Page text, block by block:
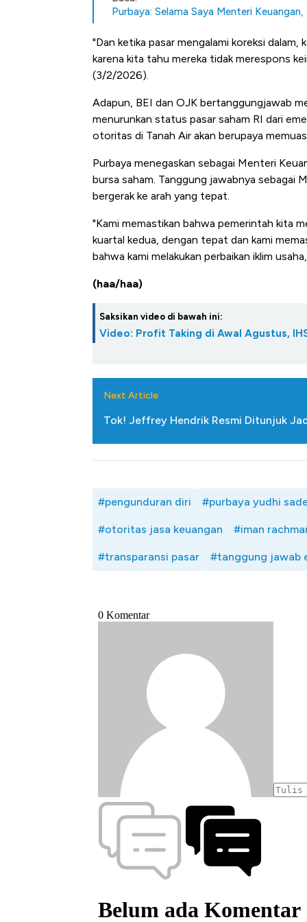
Purbaya: Selama Saya Menteri
"Dan ketika pasar mengalami koreksi
karena kita tahu mereka tidak merespons
(3/2/2026).
Adapun, BEI dan OJK bertanggungjawab
menurunkan status pasar saham RI dari
otoritas di Tanah Air akan berupaya
Purbaya menegaskan sebagai Menteri
bursa saham. Tanggung jawabnya sebagai
bergerak ke arah yang tepat.
"Kami memastikan bahwa pemerintah kita
kuartal kedua, dengan tepat dan kami
bahwa kami melakukan perbaikan iklim
(haa/haa)
Saksikan video di bawah ini:
Video: Profit Taking di Awal Agustus,
Next Article
Tok! Jeffrey Hendrik Resmi Ditunjuk
#pengunduran diri #purbaya yudhi
#otoritas jasa keuangan #iman
#transparansi pasar #tanggung jawab
Tembaga Terbang ke Zona